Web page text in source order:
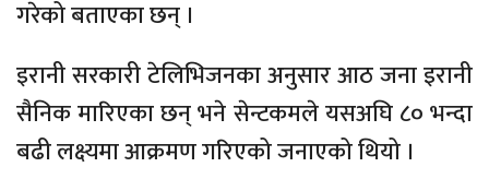
गरेको बताएका छन् ।
इरानी सरकारी टेलिभिजनका अनुसार आठ जना इरानी
सैनिक मारिएका छन् भने सेन्टकमले यसअघि ८० भन्दा
बढी लक्ष्यमा आक्रमण गरिएको जनाएको थियो ।